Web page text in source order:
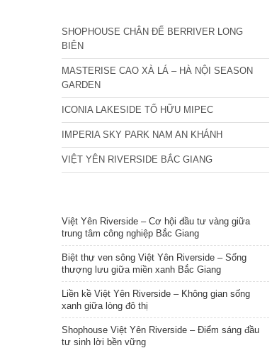
SHOPHOUSE CHÂN ĐẾ BERRIVER LONG
BIÊN
MASTERISE CAO XÀ LÁ – HÀ NỘI SEASON
GARDEN
ICONIA LAKESIDE TỐ HỮU MIPEC
IMPERIA SKY PARK NAM AN KHÁNH
VIỆT YÊN RIVERSIDE BẮC GIANG
Việt Yên Riverside – Cơ hội đầu tư vàng giữa
trung tâm công nghiệp Bắc Giang
Biệt thự ven sông Việt Yên Riverside – Sống
thượng lưu giữa miền xanh Bắc Giang
Liền kề Việt Yên Riverside – Không gian sống
xanh giữa lòng đô thị
Shophouse Việt Yên Riverside – Điểm sáng đầu
tư sinh lời bền vững